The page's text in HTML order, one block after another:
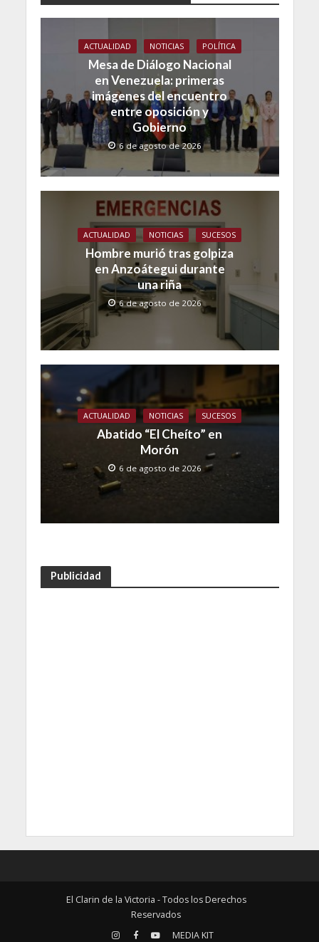
ACTUALIDAD NOTICIAS POLÍTICA
Mesa de Diálogo Nacional
en Venezuela: primeras
imágenes del encuentro
entre oposición y
Gobierno
6 de agosto de 2026
ACTUALIDAD NOTICIAS SUCESOS
Hombre murió tras golpiza
en Anzoátegui durante
una riña
6 de agosto de 2026
ACTUALIDAD NOTICIAS SUCESOS
Abatido “El Cheíto” en
Morón
6 de agosto de 2026
Publicidad
El Clarin de la Victoria - Todos los Derechos
Reservados
MEDIA KIT